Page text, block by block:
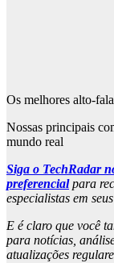
Os melhores alto-
Nossas principais
mundo real
Siga o TechRadar
preferencialpara
especialistas em
E é claro que você
para notícias,
atualizações